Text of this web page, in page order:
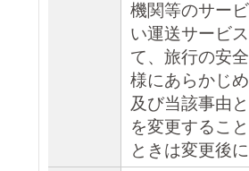
機関等のサー
い運送サービ
て、旅行の安
様にあらかじ
及び当該事由
を変更するこ
ときは変更後